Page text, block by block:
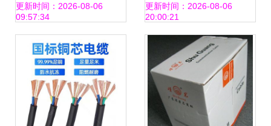
点讲讲你家网络那
点事
更新时间：2026-08-06
09:57:34
体平台共塑未来格
局
更新时间：2026-08-06
20:00:21